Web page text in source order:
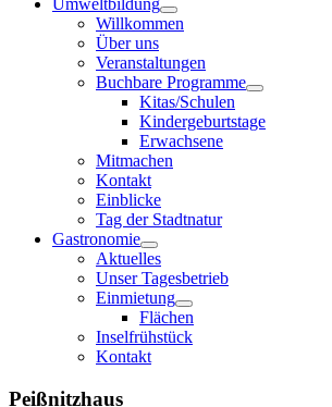
Umweltbildung
Willkommen
Über uns
Veranstaltungen
Buchbare Programme
Kitas/Schulen
Kindergeburtstage
Erwachsene
Mitmachen
Kontakt
Einblicke
Tag der Stadtnatur
Gastronomie
Aktuelles
Unser Tagesbetrieb
Einmietung
Flächen
Inselfrühstück
Kontakt
Peißnitzhaus